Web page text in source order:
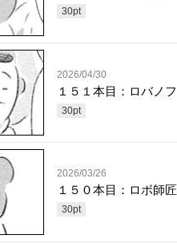
30pt
2026/04/30
１５１本目：ロバノフ
30pt
2026/03/26
１５０本目：ロボ師匠
30pt